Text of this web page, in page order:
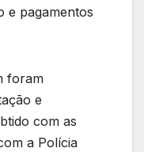
e pagamentos
foram
e
com as
a Polícia